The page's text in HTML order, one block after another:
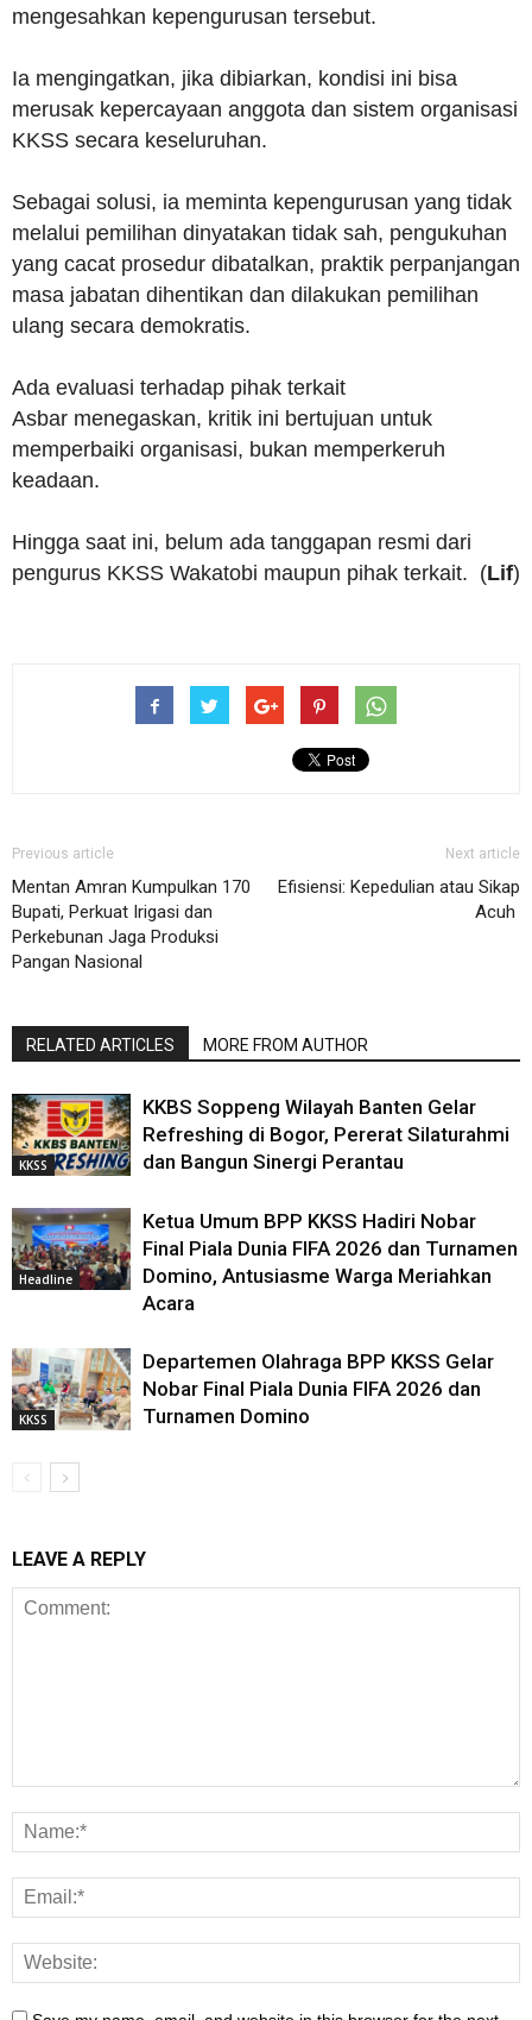
mengesahkan kepengurusan tersebut.
Ia mengingatkan, jika dibiarkan, kondisi ini bisa
merusak kepercayaan anggota dan sistem organisasi
KKSS secara keseluruhan.
Sebagai solusi, ia meminta kepengurusan yang tidak
melalui pemilihan dinyatakan tidak sah, pengukuhan
yang cacat prosedur dibatalkan, praktik perpanjangan
masa jabatan dihentikan dan dilakukan pemilihan
ulang secara demokratis.
Ada evaluasi terhadap pihak terkait
Asbar menegaskan, kritik ini bertujuan untuk
memperbaiki organisasi, bukan memperkeruh
keadaan.
Hingga saat ini, belum ada tanggapan resmi dari
pengurus KKSS Wakatobi maupun pihak terkait. (Lif)
Previous article
Mentan Amran Kumpulkan 170
Bupati, Perkuat Irigasi dan
Perkebunan Jaga Produksi
Pangan Nasional
Next article
Efisiensi: Kepedulian atau Sikap
Acuh
RELATED ARTICLES MORE FROM AUTHOR
KKSS
KKBS Soppeng Wilayah Banten Gelar
Refreshing di Bogor, Pererat Silaturahmi
dan Bangun Sinergi Perantau
Headline
Ketua Umum BPP KKSS Hadiri Nobar
Final Piala Dunia FIFA 2026 dan Turnamen
Domino, Antusiasme Warga Meriahkan
Acara
KKSS
Departemen Olahraga BPP KKSS Gelar
Nobar Final Piala Dunia FIFA 2026 dan
Turnamen Domino
LEAVE A REPLY